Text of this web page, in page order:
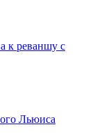
к реваншу с
Льюиса